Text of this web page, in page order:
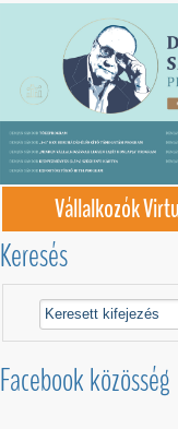
Vállalkozók
Keresés
Facebook közösség